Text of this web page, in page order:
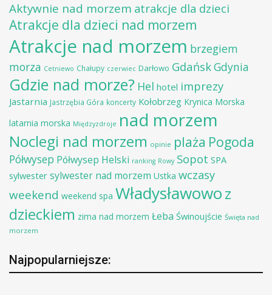
Aktywnie nad morzem atrakcje dla dzieci
Atrakcje dla dzieci nad morzem
Atrakcje nad morzem brzegiem
morza Cetniewo Chałupy czerwiec Darłowo GdańskGdynia
Gdzie nad morze? Hel hotel imprezy
Jastarnia Jastrzębia Góra koncerty Kołobrzeg Krynica Morska
latarnia morska Międzyzdroje nad morzem
Noclegi nad morzem opinie plaża Pogoda
Półwysep Półwysep Helski ranking Rowy Sopot SPA
sylwester sylwester nad morzem Ustka wczasy
weekend weekend spa Władysławowoz
dzieckiem zima nad morzem Łeba Świnoujście Święta nad
morzem
Najpopularniejsze: